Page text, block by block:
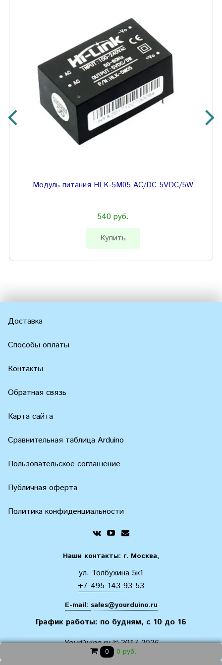
Модуль питания HLK-5M05 AC/DC 5VDC/5W
540 руб.
Купить
Доставка
Способы оплаты
Контакты
Обратная связь
Карта сайта
Сравнительная таблица Arduino
Пользовательское соглашение
Публичная оферта
Политика конфиденциальности
Наши контакты: г. Москва,
ул. Толбухина 5к1
+7-495-143-93-53
E-mail: sales@yourduino.ru
График работы: по будням, с 10 до 16
YourDuino.ru © 2017-2026
0 0 руб.